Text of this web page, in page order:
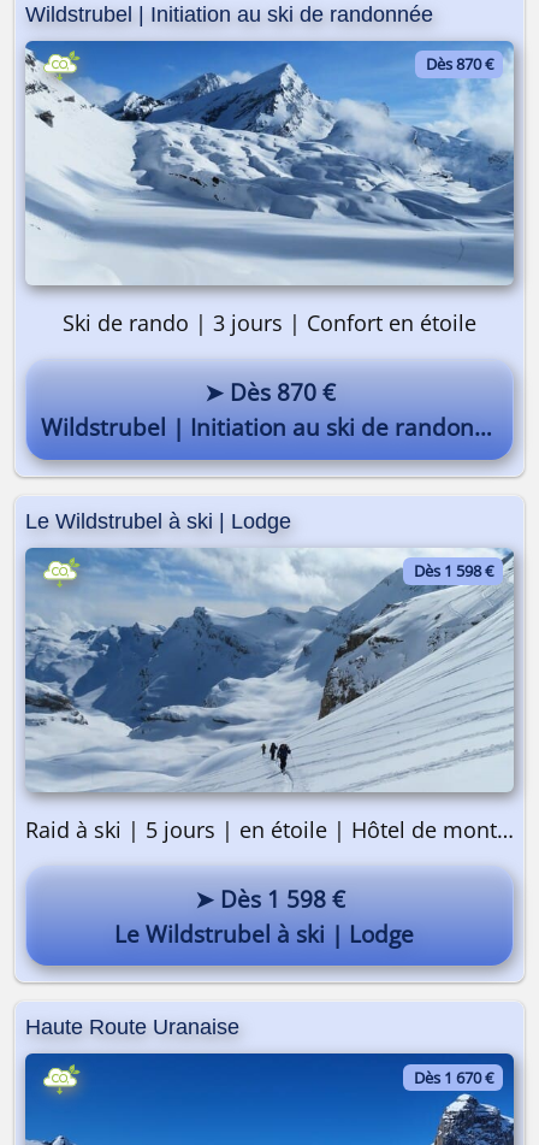
Wildstrubel | Initiation au ski de randonnée
Dès 870 €
Ski de rando | 3 jours | Confort en étoile
➤ Dès 870 €
Wildstrubel | Initiation au ski de randonnée
Le Wildstrubel à ski | Lodge
Dès 1 598 €
Raid à ski | 5 jours | en étoile | Hôtel de montagne
➤ Dès 1 598 €
Le Wildstrubel à ski | Lodge
Haute Route Uranaise
Dès 1 670 €